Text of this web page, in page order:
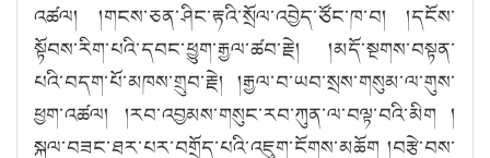
འཚལ། །གངས་ཅན་ཤིང་རྟའི་སྲོལ་འབྱེད་ཙོང་ཁ་བ། །དངོས་
སྟོབས་རིག་པའི་དབང་ཕྱུག་རྒྱལ་ཚབ་རྗེ། །མདོ་སྔགས་བསྟན་
པའི་བདག་པོ་མཁས་གྲུབ་རྗེ། །རྒྱལ་བ་ཡབ་སྲས་གསུམ་ལ་གུས་
ཕྱག་འཚལ། །རབ་འབྱམས་གསུང་རབ་ཀུན་ལ་བལྟ་བའི་མིག །
སྐལ་བཟང་ཐར་པར་བགྲོད་པའི་འཇུག་ངོགས་མཆོག །བརྩེ་བས་